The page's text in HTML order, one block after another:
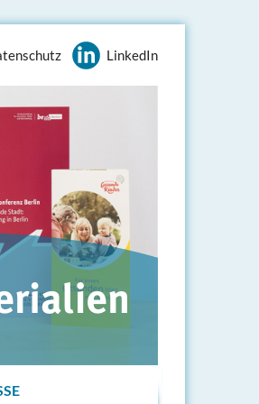
LinkedIn